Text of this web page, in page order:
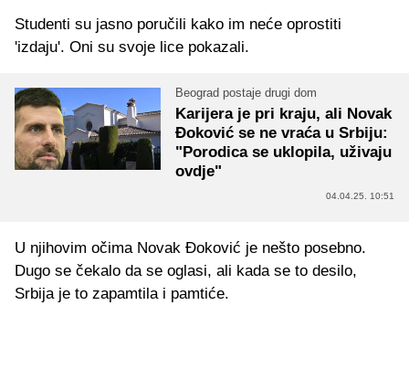
Studenti su jasno poručili kako im neće oprostiti
'izdaju'. Oni su svoje lice pokazali.
Beograd postaje drugi dom
Karijera je pri kraju, ali Novak
Đoković se ne vraća u Srbiju:
"Porodica se uklopila, uživaju
ovdje"
04.04.25. 10:51
U njihovim očima Novak Đoković je nešto posebno.
Dugo se čekalo da se oglasi, ali kada se to desilo,
Srbija je to zapamtila i pamtiće.